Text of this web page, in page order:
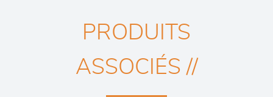
PRODUITS
ASSOCIÉS //